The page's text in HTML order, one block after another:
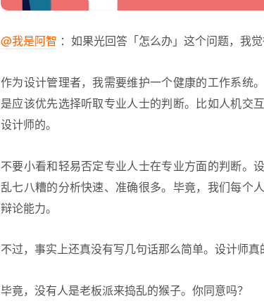
@我是阿智 ：如果光回答「怎么办」这个问题，我
作为设计管理者，我需要维护一个健康的工作系统
是应该优先选择听取专业人士的判断。比如人机交
设计师的。
不要小看和轻易否定专业人士在专业方面的判断。
乱七八糟的分析快速、准确很多。毕竟，我们每个
辩论能力。
不过，事实上还真没有写几句话那么简单。设计师
毕竟，没有人是老板派来捣乱的猴子。你同意吗？